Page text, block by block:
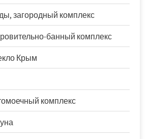
загородный комплекс
банный комплекс
Крым
комплекс